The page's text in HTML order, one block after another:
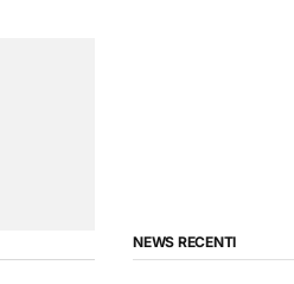
NEWS RECENTI